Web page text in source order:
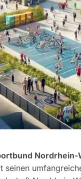
Nordrhein-
seinen